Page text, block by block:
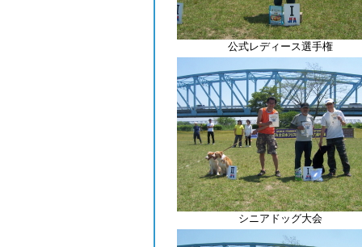
公式レディース選手権
シニアドッグ大会